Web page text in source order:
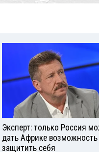
Эксперт: только Россия
дать Африке возможность
защитить себя